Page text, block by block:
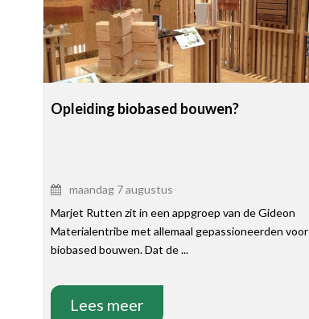
Opleiding biobased bouwen?
maandag 7 augustus
Marjet Rutten zit in een appgroep van de Gideon
Materialentribe met allemaal gepassioneerden voor
biobased bouwen. Dat de ...
Lees meer